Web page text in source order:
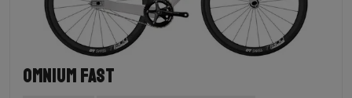
Omnium Fast